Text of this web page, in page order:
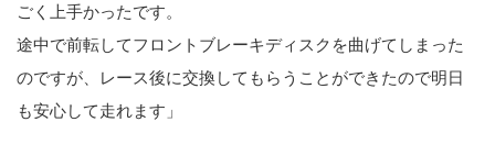
ごく上手かったです。
途中で前転してフロントブレーキディスクを曲げてしまった
のですが、レース後に交換してもらうことができたので明日
も安心して走れます」